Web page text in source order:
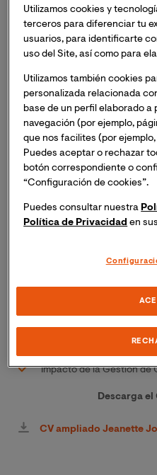
Profesor Titular en la
Caracas-
Tyresoles de Venezuela,
Líneas de
Control de calidad en
Procesamiento y
Campos
Relación Causa-Efecto
Control de Calidad en
Aplicación de Normativas
Adecuación de
Impacto de la Gestión de
Descarga el
CV ampliado Jeanette
Utilizamos cookies y
terceros para diferenciar tu
usuarios, para identificarte
uso del Site, así como para
Utilizamos también cookies
personalizada relacionada
base de un perfil elaborado a
navegación (por ejemplo,
que nos facilites (por
Puedes aceptar o rechazar
botón correspondiente o
“Configuración de cookies”.
Puedes consultar nuestra
Política de Privacidad en